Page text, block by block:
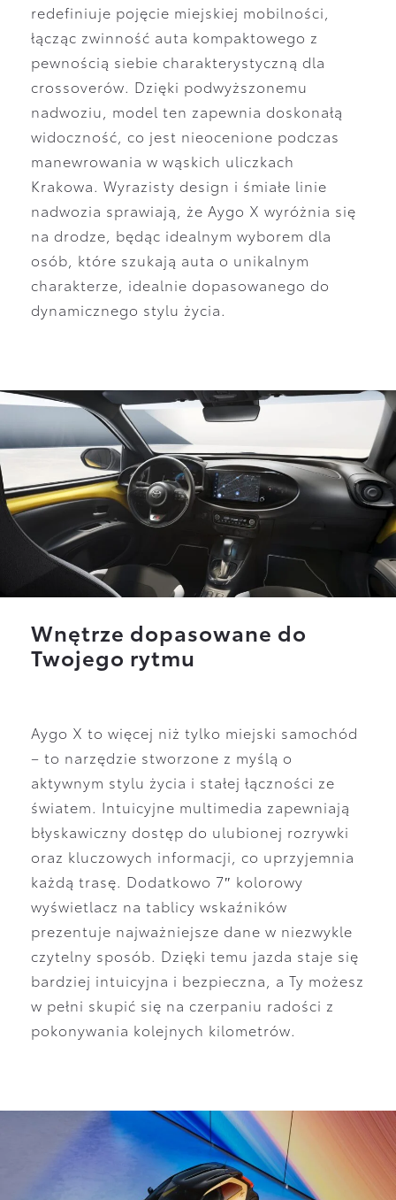
redefiniuje pojęcie miejskiej mobilności,
łącząc zwinność auta kompaktowego z
pewnością siebie charakterystyczną dla
crossoverów. Dzięki podwyższonemu
nadwoziu, model ten zapewnia doskonałą
widoczność, co jest nieocenione podczas
manewrowania w wąskich uliczkach
Krakowa. Wyrazisty design i śmiałe linie
nadwozia sprawiają, że Aygo X wyróżnia się
na drodze, będąc idealnym wyborem dla
osób, które szukają auta o unikalnym
charakterze, idealnie dopasowanego do
dynamicznego stylu życia.
Wnętrze dopasowane do
Twojego rytmu
Aygo X to więcej niż tylko miejski samochód
– to narzędzie stworzone z myślą o
aktywnym stylu życia i stałej łączności ze
światem. Intuicyjne multimedia zapewniają
błyskawiczny dostęp do ulubionej rozrywki
oraz kluczowych informacji, co uprzyjemnia
każdą trasę. Dodatkowo 7″ kolorowy
wyświetlacz na tablicy wskaźników
prezentuje najważniejsze dane w niezwykle
czytelny sposób. Dzięki temu jazda staje się
bardziej intuicyjna i bezpieczna, a Ty możesz
w pełni skupić się na czerpaniu radości z
pokonywania kolejnych kilometrów.